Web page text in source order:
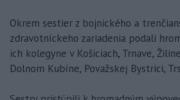
Okrem sestier z bojnického a
zdravotníckeho zariadenia podali
ich kolegyne v Košiciach, Trnave,
Dolnom Kubíne, Považskej Bystrici,